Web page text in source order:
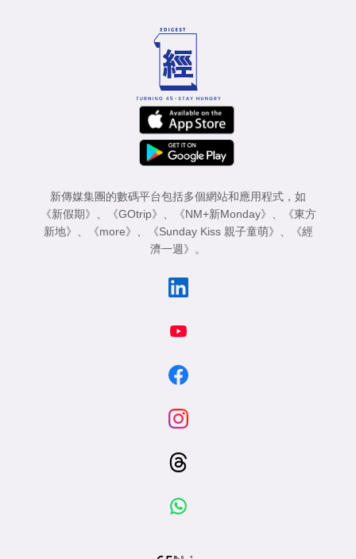
新傳媒集團的數碼平台包括多個網站和應用程式，如
《新假期》 、 《GOtrip》 、 《NM+新Monday》 、
《東方
新地》 、 《more》 、 《Sunday Kiss 親子童萌》 、
《經
濟一週》 。